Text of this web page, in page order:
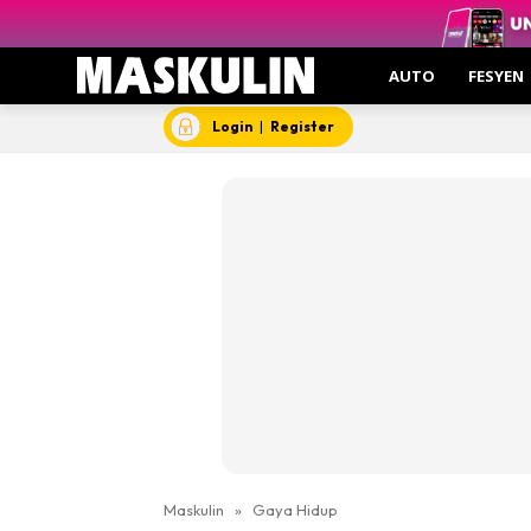
AUTO FESYEN
Login | Register
Maskulin » Gaya Hidup